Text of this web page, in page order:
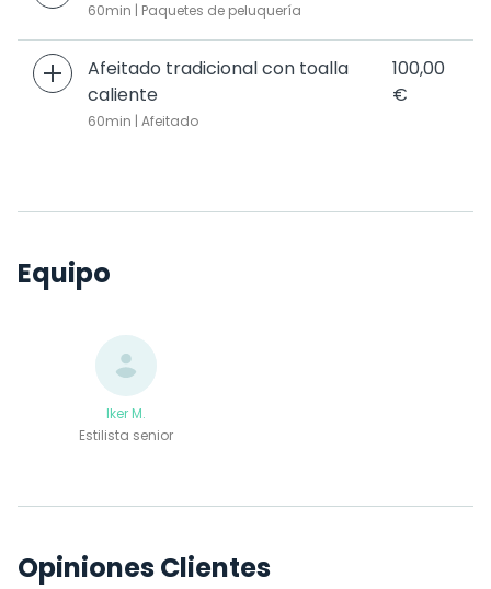
60min | Paquetes de peluquería
Afeitado tradicional con toalla
caliente
100,00
€
60min | Afeitado
Equipo
Iker M.
Estilista senior
Opiniones Clientes